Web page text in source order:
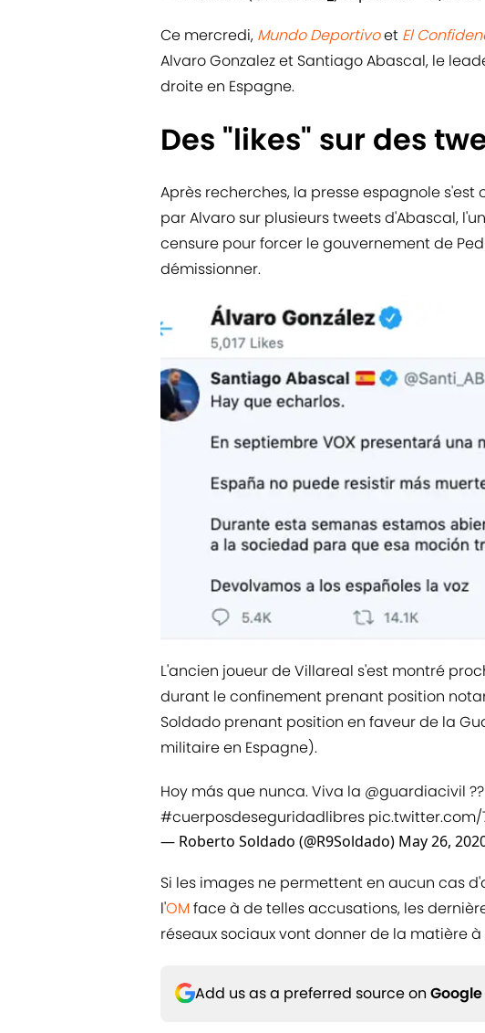
Ce mercredi, Mundo Deportivoet El
Alvaro Gonzalez et Santiago Abascal, le
droite en Espagne.
Des "likes" sur des
Après recherches, la presse espagnole s'est
par Alvaro sur plusieurs tweets d'Abascal,
censure pour forcer le gouvernement de
démissionner.
L'ancien joueur de Villareal s'est montré
durant le confinement prenant position
Soldado prenant position en faveur de la
militaire en Espagne).
Hoy más que nunca. Viva la @guardiacivil ??
#cuerposdeseguridadlibres pic.twitter.com/
— Roberto Soldado (@R9Soldado) May 26,
Si les images ne permettent en aucun cas
l'OMface à de telles accusations, les
réseaux sociaux vont donner de la matière
Add us as a preferred source on Google